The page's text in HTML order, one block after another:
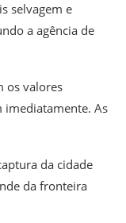
selvagem e
a agência de
os valores
imediatamente. As
da cidade
da fronteira